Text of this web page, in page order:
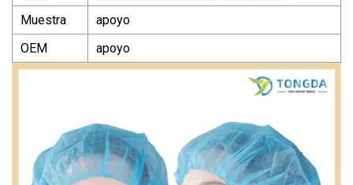
Muestra
apoyo
OEM
apoyo